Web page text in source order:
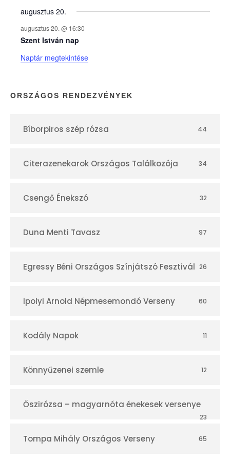
k
n
a
p
r
augusztus 20.
augusztus 20. @ 16:30
Szent István nap
Naptár megtekintése
ORSZÁGOS RENDEZVÉNYEK
Bíborpiros szép rózsa 44
Citerazenekarok Országos Találkozója 34
Csengő Énekszó 32
Duna Menti Tavasz 97
Egressy Béni Országos Színjátszó Fesztivál 26
Ipolyi Arnold Népmesemondó Verseny 60
Kodály Napok 11
Könnyűzenei szemle 12
Őszirózsa – magyarnóta énekesek versenye
23
Tompa Mihály Országos Verseny 65